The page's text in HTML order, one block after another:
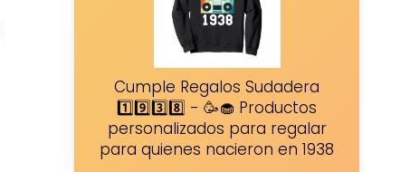
Cumple Regalos Sudadera
1️⃣9️⃣3️⃣8️⃣ - 🥳🧁 Productos
personalizados para regalar
para quienes nacieron en 1938